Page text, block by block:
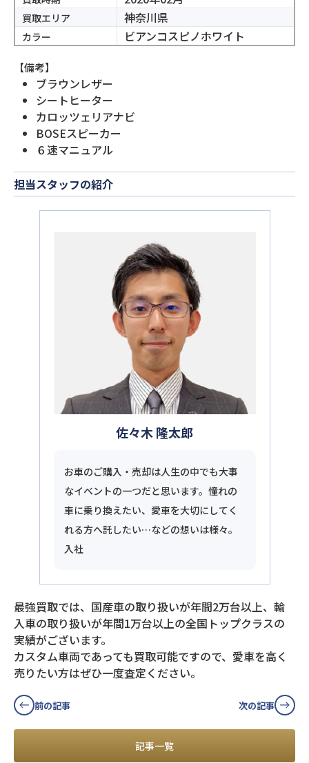
買取エリア 神奈川県
カラー ビアンコスピノホワイト
【備考】
ブラウンレザー
シートヒーター
カロッツェリアナビ
BOSEスピーカー
６速マニュアル
担当スタッフの紹介
佐々木 隆太郎
お車のご購入・売却は人生の中でも大事
なイベントの一つだと思います。憧れの
車に乗り換えたい、愛車を大切にしてく
れる方へ託したい…などの想いは様々。
入社
最強買取では、国産車の取り扱いが年間2万台以上、輸
入車の取り扱いが年間1万台以上の全国トップクラスの
実績がございます。
カスタム車両であっても買取可能ですので、愛車を高く
売りたい方はぜひ一度査定ください。
前の記事
記事一覧
次の記事